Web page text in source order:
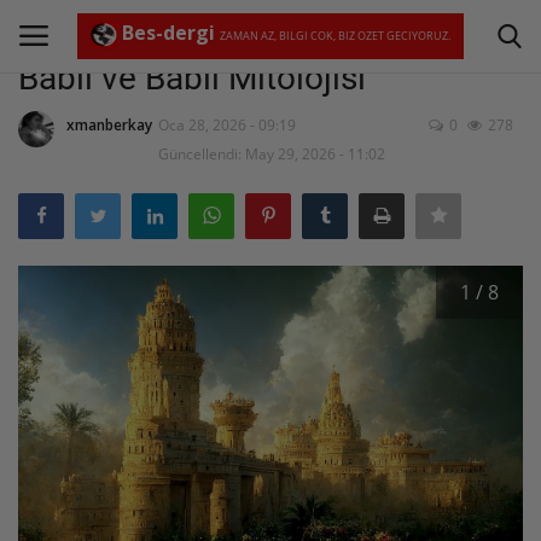
Bes-dergi ZAMAN AZ, BILGI COK, BIZ OZET GECIYORUZ.
Giriş Yap
Abone Ol
Film incelemeleri ve öneriler
Hakkımızda
Kültür ve Sanat
Tarih'in Pusulası
Babil ve Babil Mitolojisi
xmanberkay Oca 28, 2026 - 09:19
Güncellendi: May 29, 2026 - 11:02
0 278
1 / 8